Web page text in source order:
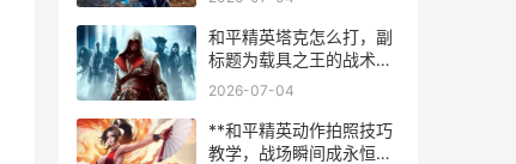
和平精英塔克怎么打，副
标题为载具之王的战术运
用手册
2026-07-04
**和平精英动作拍照技巧
教学，战场瞬间成永恒艺